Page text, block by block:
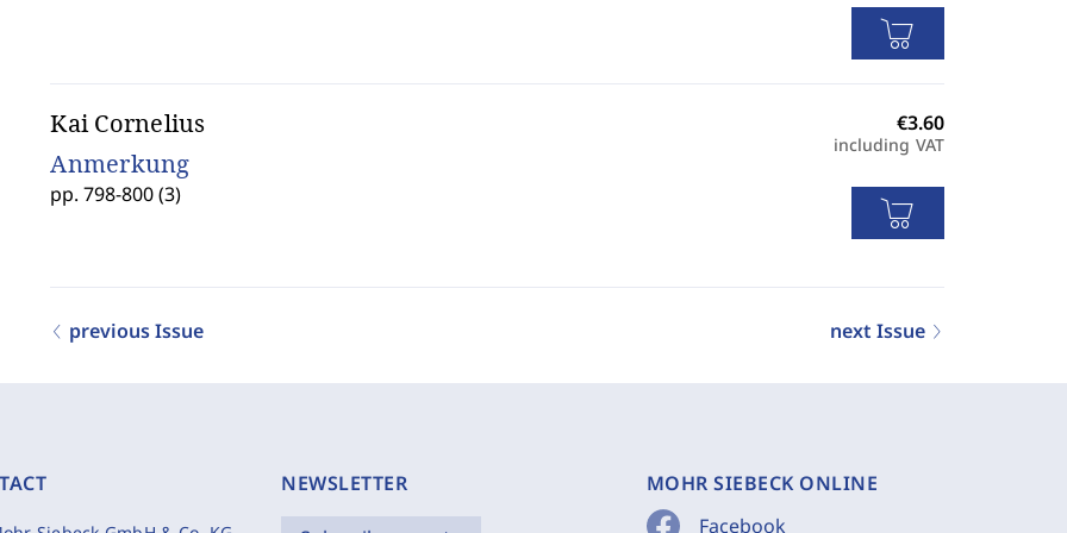
Kai Cornelius
Anmerkung
pp. 798-800 (3)
including VAT
previous Issue next Issue
NEWSLETTER
MOHR SIEBECK ONLINE
Facebook